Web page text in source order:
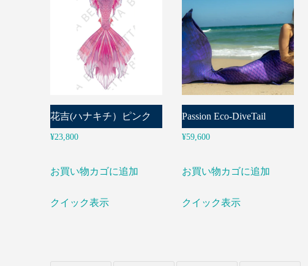
花吉(ハナキチ）ピンク
¥23,800
お買い物カゴに追加
クイック表示
Passion Eco-DiveTail
¥59,600
お買い物カゴに追加
クイック表示